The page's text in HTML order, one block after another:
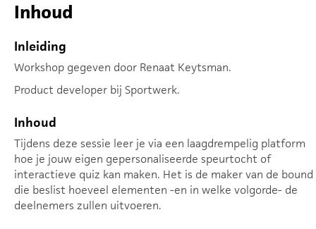
Inhoud
Inleiding
Workshop gegeven door Renaat Keytsman.
Product developer bij Sportwerk.
Inhoud
Tijdens deze sessie leer je via een laagdrempelig platform
hoe je jouw eigen gepersonaliseerde speurtocht of
interactieve quiz kan maken. Het is de maker van de bound
die beslist hoeveel elementen -en in welke volgorde- de
deelnemers zullen uitvoeren.